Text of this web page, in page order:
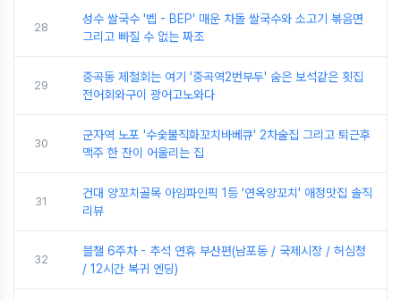
28
성수 쌀국수 '벱 - BEP' 매운 차돌 쌀국수와 소고기 볶음면
그리고 빠질 수 없는 짜조
29
중곡동 제철회는 여기 '중곡역2번부두' 숨은 보석같은 횟집
전어회와구이 광어고노와다
30
군자역 노포 '수숯불직화꼬치바베큐' 2차술집 그리고 퇴근후
맥주 한 잔이 어울리는 집
31
건대 양꼬치골목 아임파인픽 1등 '연옥양꼬치' 애정맛집 솔직
리뷰
32
블챌 6주차 - 추석 연휴 부산편(남포동 / 국제시장 / 허심청
/ 12시간 복귀 엔딩)